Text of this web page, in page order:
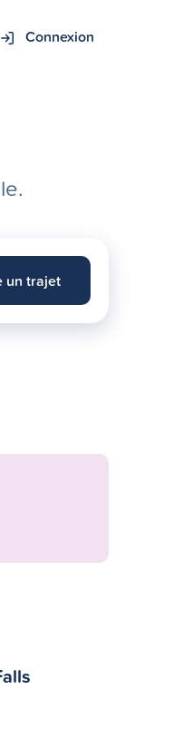
Connexion
un trajet